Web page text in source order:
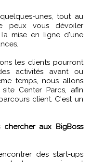
unes, tout au
peux vous dévoiler
mise en ligne d'une
les clients pourront
activités avant ou
temps, nous allons
Center Parcs, afin
client. C'est un
chercher aux BigBoss
des start-ups